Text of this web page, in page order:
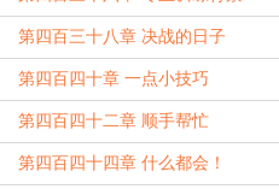
第四百三十八章 决战的日子
第四百四十章 一点小技巧
第四百四十二章 顺手帮忙
第四百四十四章 什么都会！